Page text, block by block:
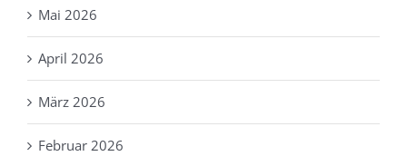
Mai 2026
April 2026
März 2026
Februar 2026